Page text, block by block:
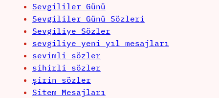
Sevgililer Günü
Sevgililer Günü Sözleri
Sevgiliye Sözler
sevgiliye yeni yıl mesajları
sevimli sözler
sihirli sözler
şirin sözler
Sitem Mesajları